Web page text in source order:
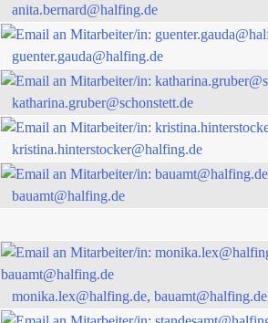
anita.bernard@halfing.de
guenter.gauda@halfing.de
katharina.gruber@schonstett.de
kristina.hinterstocker@halfing.de
bauamt@halfing.de
monika.lex@halfing.de, bauamt@halfing.de